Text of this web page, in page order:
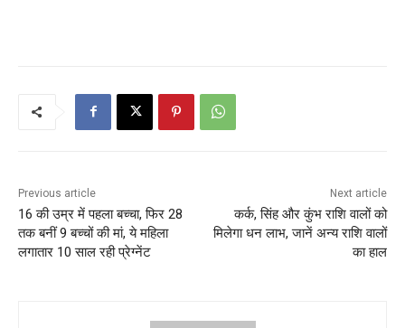
Previous article
16 की उम्र में पहला बच्चा, फिर 28
तक बनीं 9 बच्चों की मां, ये महिला
लगातार 10 साल रही प्रेग्नेंट
Next article
कर्क, सिंह और कुंभ राशि वालों को
मिलेगा धन लाभ, जानें अन्य राशि वालों
का हाल